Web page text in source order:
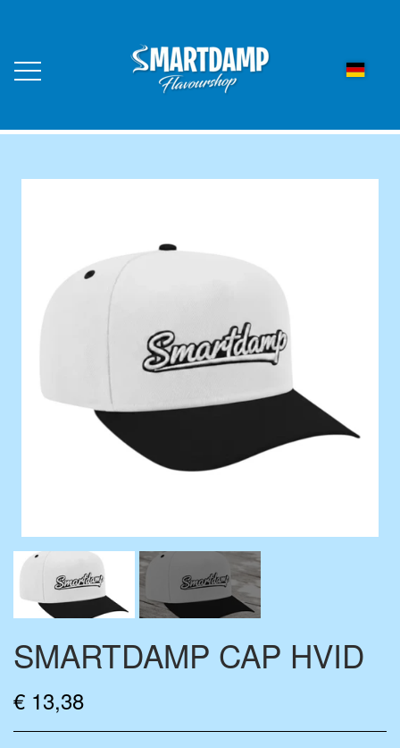
STARTSEITE
WEBSHOP
LED AROMA DUFTLYS
FLAVOURBALL GESCHMACKSKUGELN
10ER PACK
FLAVOURDROP AROMATROPFEN
BASE VÆSKE
MIX-FLASCHEN
MERCHANDISE
ÜBER UNS
HÄNDLER WERDEN
SMARTDAMP CAP HVID
€ 13,38